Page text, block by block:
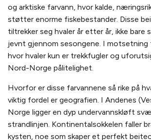
og arktiske farvann, hvor kalde,
støtter enorme fiskebestander. Disse
tiltrekker seg hvaler år etter år, ikke bare
jevnt gjennom sesongene. I motsetning
hvor hvaler kun er trekkfugler og
Nord-Norge pålitelighet.
Hvorfor er disse farvannene så rike på
viktig fordel er geografien. I Andenes
Norge ligger en dyp undervannskløft
strandlinjen. Kontinentalsokkelen faller
kysten, noe som skaper et perfekt